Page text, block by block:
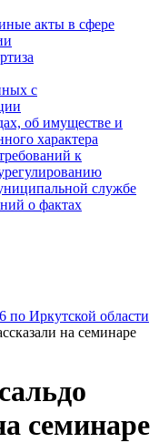
семинаре
акты в сфере
с
об имуществе и
характера
к
службе
о фактах
Иркутской области
на семинаре